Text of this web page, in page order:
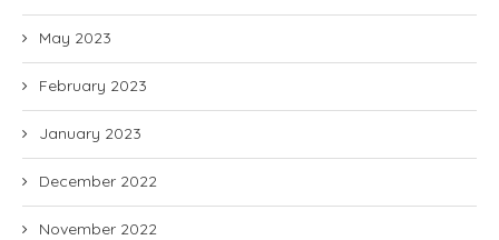
May 2023
February 2023
January 2023
December 2022
November 2022